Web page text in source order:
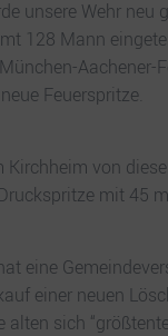
unsere Wehr neu
128 Mann
Aachener-
Feuerspritze.
von
mit 45
eine
einer neuen
alten sich